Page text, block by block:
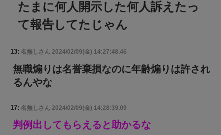
たまに何人開示した何人訴えたっ
て報告してたじゃん
13: 名無しさん 2024/02/09(金) 14:27:48.46
無職煽りは名誉棄損なのに年齢煽りは許され
るんやな
17: 名無しさん 2024/02/09(金) 14:28:39.09
判例出してもらえると助かるな